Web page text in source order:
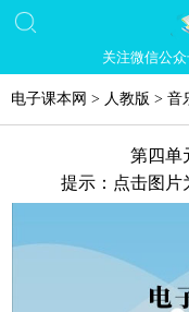
关注微信公
电子课本网 > 人教版 > 音
第四单
提示：点击图片